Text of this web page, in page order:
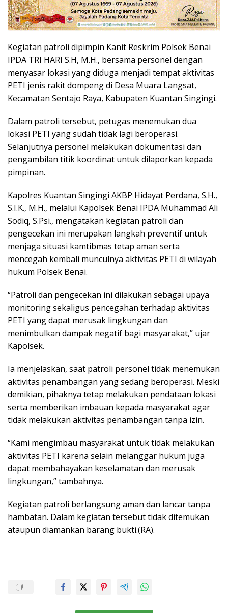
Kegiatan patroli dipimpin Kanit Reskrim Polsek Benai
IPDA TRI HARI S.H, M.H., bersama personel dengan
menyasar lokasi yang diduga menjadi tempat aktivitas
PETI jenis rakit dompeng di Desa Muara Langsat,
Kecamatan Sentajo Raya, Kabupaten Kuantan Singingi.
Dalam patroli tersebut, petugas menemukan dua
lokasi PETI yang sudah tidak lagi beroperasi.
Selanjutnya personel melakukan dokumentasi dan
pengambilan titik koordinat untuk dilaporkan kepada
pimpinan.
Kapolres Kuantan Singingi AKBP Hidayat Perdana, S.H.,
S.I.K., M.H., melalui Kapolsek Benai IPDA Muhammad Ali
Sodiq, S.Psi., mengatakan kegiatan patroli dan
pengecekan ini merupakan langkah preventif untuk
menjaga situasi kamtibmas tetap aman serta
mencegah kembali munculnya aktivitas PETI di wilayah
hukum Polsek Benai.
“Patroli dan pengecekan ini dilakukan sebagai upaya
monitoring sekaligus pencegahan terhadap aktivitas
PETI yang dapat merusak lingkungan dan
menimbulkan dampak negatif bagi masyarakat,” ujar
Kapolsek.
Ia menjelaskan, saat patroli personel tidak menemukan
aktivitas penambangan yang sedang beroperasi. Meski
demikian, pihaknya tetap melakukan pendataan lokasi
serta memberikan imbauan kepada masyarakat agar
tidak melakukan aktivitas penambangan tanpa izin.
“Kami mengimbau masyarakat untuk tidak melakukan
aktivitas PETI karena selain melanggar hukum juga
dapat membahayakan keselamatan dan merusak
lingkungan,” tambahnya.
Kegiatan patroli berlangsung aman dan lancar tanpa
hambatan. Dalam kegiatan tersebut tidak ditemukan
ataupun diamankan barang bukti.(RA).